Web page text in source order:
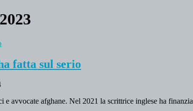
fatta sul serio
avvocate afghane. Nel 2021 la scrittrice inglese ha